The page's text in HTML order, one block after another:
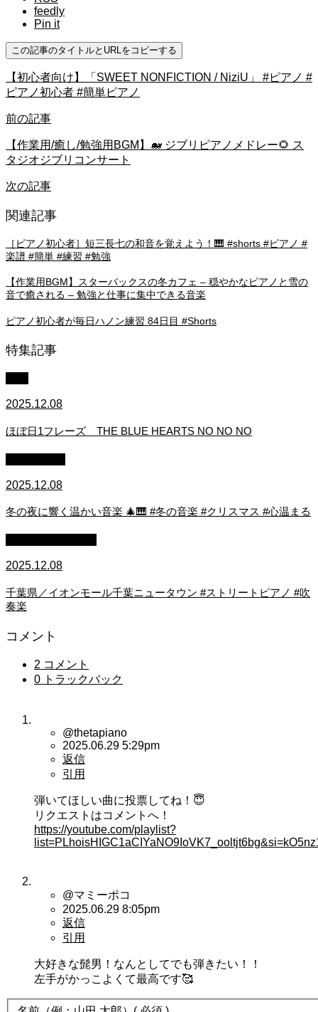
feedly
Pin it
この記事のタイトルとURLをコピーする
【初心者向け】「SWEET NONFICTION / NiziU」 #ピアノ #
ピアノ初心者 #簡単ピアノ
前の記事
【作業用/癒し/勉強用BGM】🐋 ジブリピアノメドレー🌻 ス
タジオジブリコンサート
次の記事
関連記事
［ピアノ初心者］短三長七の和音を覚えよう！🎹 #shorts #ピアノ #
楽譜 #簡単 #練習 #勉強
【作業用BGM】スターバックスの冬カフェ – 穏やかなピアノと雪の
音で癒される – 勉強と仕事に集中できる音楽
ピアノ初心者が毎日ハノン練習 84日目 #Shorts
特集記事
2025.12.08
ほぼ日1フレーズ THE BLUE HEARTS NO NO NO
2025.12.08
冬の夜に響く温かい音楽 🎄🎹 #冬の音楽 #クリスマス #心温まる
2025.12.08
千葉県／イオンモール千葉ニュータウン #ストリートピアノ #吹
奏楽
コメント
2 コメント
0 トラックバック
@thetapiano
2025.06.29 5:29pm
返信
引用
弾いてほしい曲に投票してね！😇
リクエストはコメントへ！
https://youtube.com/playlist?
@マミーポコ
2025.06.29 8:05pm
返信
引用
大好きな髭男！なんとしてでも弾きたい！！
左手がかっこよくて最高です🥰